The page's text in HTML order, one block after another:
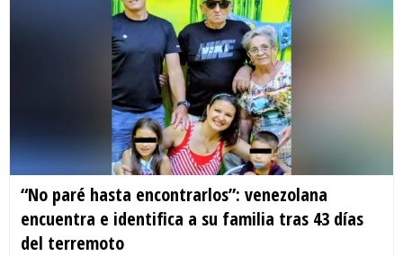
“No paré hasta encontrarlos”: venezolana
encuentra e identifica a su familia tras 43 días
del terremoto